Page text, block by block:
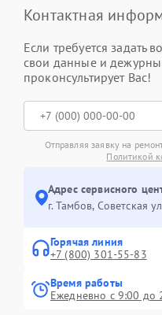
Контактная
Если требуется задать
свои данные и
проконсультирует Вас!
Отправляя заявку на
Политикой
Адрес сервисного
г. Тамбов, Советская
Горячая линия
+7 (800) 301-55-83
Время работы
Ежедневно с 9:00 до